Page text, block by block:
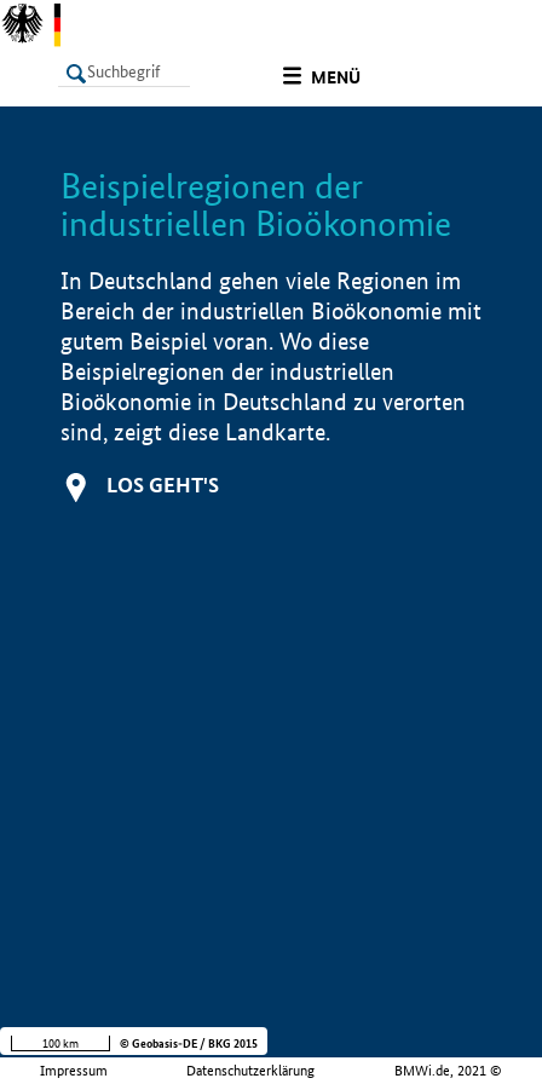
MENÜ
LISTE
Beispielregionen der
industriellen Bioökonomie
In Deutschland gehen viele Regionen im
Bereich der industriellen Bioökonomie mit
gutem Beispiel voran. Wo diese
Beispielregionen der industriellen
Bioökonomie in Deutschland zu verorten
sind, zeigt diese Landkarte.
LOS GEHT'S
Impressum Datenschutzerklärung BMWi.de, 2021 ©
100 km © Geobasis-DE / BKG 2015